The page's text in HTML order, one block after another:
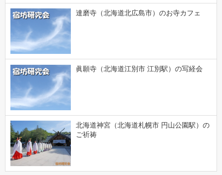
達磨寺（北海道北広島市）のお寺カフェ
眞願寺（北海道江別市 江別駅）の写経会
北海道神宮（北海道札幌市 円山公園駅）の
ご祈祷